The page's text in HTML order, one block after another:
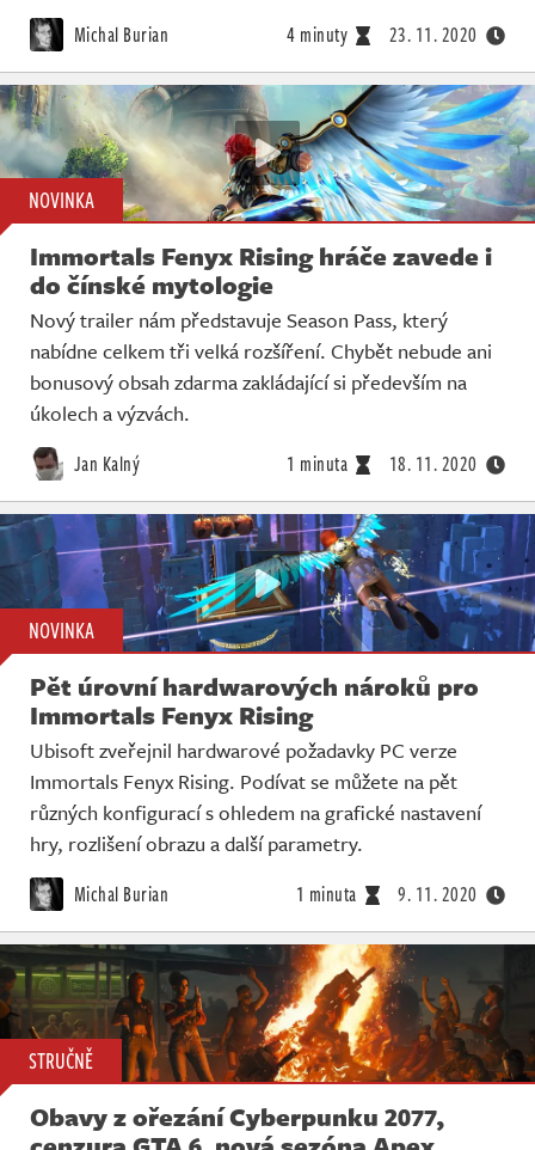
Michal Burian 4 minuty 23. 11. 2020
NOVINKA
Immortals Fenyx Rising hráče zavede i
do čínské mytologie
Nový trailer nám představuje Season Pass, který
nabídne celkem tři velká rozšíření. Chybět nebude ani
bonusový obsah zdarma zakládající si především na
úkolech a výzvách.
Jan Kalný 1 minuta 18. 11. 2020
NOVINKA
Pět úrovní hardwarových nároků pro
Immortals Fenyx Rising
Ubisoft zveřejnil hardwarové požadavky PC verze
Immortals Fenyx Rising. Podívat se můžete na pět
různých konfigurací s ohledem na grafické nastavení
hry, rozlišení obrazu a další parametry.
Michal Burian 1 minuta 9. 11. 2020
STRUČNĚ
Obavy z ořezání Cyberpunku 2077,